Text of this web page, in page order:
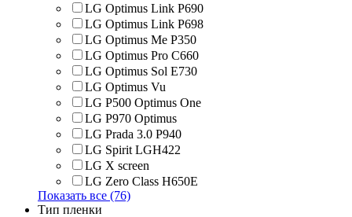
LG Optimus Link P690
LG Optimus Link P698
LG Optimus Me P350
LG Optimus Pro C660
LG Optimus Sol E730
LG Optimus Vu
LG P500 Optimus One
LG P970 Optimus
LG Prada 3.0 P940
LG Spirit LGH422
LG X screen
LG Zero Class H650E
Показать все (76)
Тип пленки